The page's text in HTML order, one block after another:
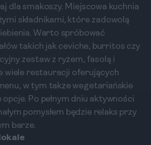
dla smakoszy. Miejscowa kuchnia
składnikami, które zadowolą
Warto spróbować
takich jak ceviche, burritos czy
zestaw z ryżem, fasolą i
wiele restauracji oferujących
w tym także wegetariańskie
Po pełnym dniu aktywności
pomysłem będzie relaks przy
barze.